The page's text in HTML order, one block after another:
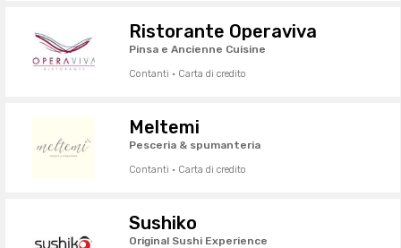
Ristorante Operaviva
Pinsa e Ancienne Cuisine
Contanti · Carta di credito
Meltemi
Pesceria & spumanteria
Contanti · Carta di credito
Sushiko
Original Sushi Experience